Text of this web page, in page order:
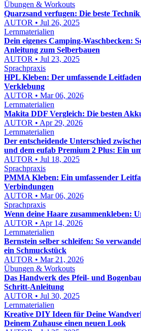
Übungen & Workouts
Quarzsand verfugen: Die beste
AUTOR • Jul 26, 2025
Lernmaterialien
Dein eigenes Camping-Waschbecken:
Anleitung zum Selberbauen
AUTOR • Jul 23, 2025
Sprachpraxis
HPL Kleben: Der umfassende
Verklebung
AUTOR • Mar 06, 2026
Lernmaterialien
Makita DDF Vergleich: Die besten
AUTOR • Apr 29, 2026
Lernmaterialien
Der entscheidende Unterschied
und dem eufab Premium 2 Plus: Ein
AUTOR • Jul 18, 2025
Sprachpraxis
PMMA Kleben: Ein umfassender
Verbindungen
AUTOR • Mar 06, 2026
Sprachpraxis
Wenn deine Haare zusammenkleben:
AUTOR • Apr 14, 2026
Lernmaterialien
Bernstein selber schleifen: So
ein Schmuckstück
AUTOR • Mar 21, 2026
Übungen & Workouts
Das Handwerk des Pfeil- und
Schritt-Anleitung
AUTOR • Jul 30, 2025
Lernmaterialien
Kreative DIY Ideen für Deine
Deinem Zuhause einen neuen Look